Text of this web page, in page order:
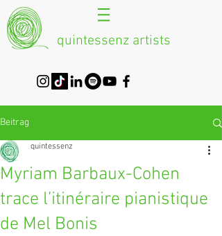
quintessenz artists
Beitrag
Myriam Barbaux-Cohen
trace l’itinéraire pianistique
de Mel Bonis
quintessenz